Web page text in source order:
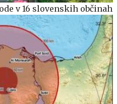
v 16 slovenskih občinah